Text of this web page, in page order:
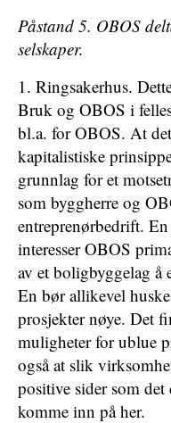
Påstand 5. OBOS
selskaper.
1. Ringsakerhus.
Bruk og OBOS i
bl.a. for OBOS. At
kapitalistiske
grunnlag for et
som byggherre og
entreprenørbedrift.
interesser OBOS
av et boligbyggelag å
En bør allikevel
prosjekter nøye. Det
muligheter for ublue
også at slik
positive sider som det
komme inn på her.